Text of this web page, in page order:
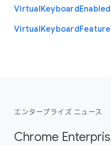
VirtualKeyboardEnabled
VirtualKeyboard
エンタープライズ ニュース
Chrome